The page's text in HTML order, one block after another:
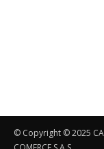
© Copyright ©️ 2025